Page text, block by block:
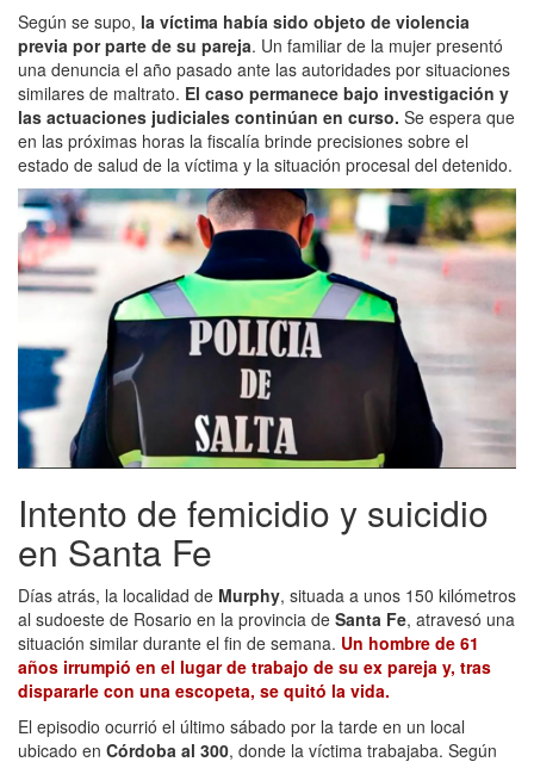
Según se supo, la víctima había sido objeto de violencia
previa por parte de su pareja. Un familiar de la mujer presentó
una denuncia el año pasado ante las autoridades por situaciones
similares de maltrato. El caso permanece bajo investigación y
las actuaciones judiciales continúan en curso. Se espera que
en las próximas horas la fiscalía brinde precisiones sobre el
estado de salud de la víctima y la situación procesal del detenido.
Intento de femicidio y suicidio
en Santa Fe
Días atrás, la localidad de Murphy, situada a unos 150 kilómetros
al sudoeste de Rosario en la provincia de Santa Fe, atravesó una
situación similar durante el fin de semana. Un hombre de 61
años irrumpió en el lugar de trabajo de su ex pareja y, tras
dispararle con una escopeta, se quitó la vida.
El episodio ocurrió el último sábado por la tarde en un local
ubicado en Córdoba al 300, donde la víctima trabajaba. Según